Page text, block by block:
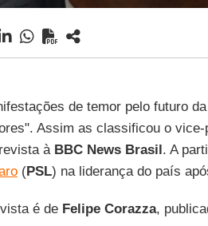
de temor pelo futuro da
Assim as classificou o
à BBC News Brasil. A
(PSL) na liderança do país
é de Felipe Corazza,